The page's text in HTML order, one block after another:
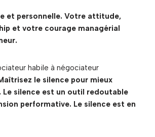
et personnelle. Votre attitude,
et votre courage managérial
habile à négociateur
le silence pour mieux
Le silence est un outil redoutable
performative. Le silence est en